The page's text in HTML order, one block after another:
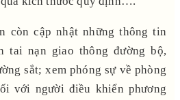
còn cập nhật những thông tin
tai nạn giao thông đường bộ,
sắt; xem phóng sự về phòng
với người điều khiển phương